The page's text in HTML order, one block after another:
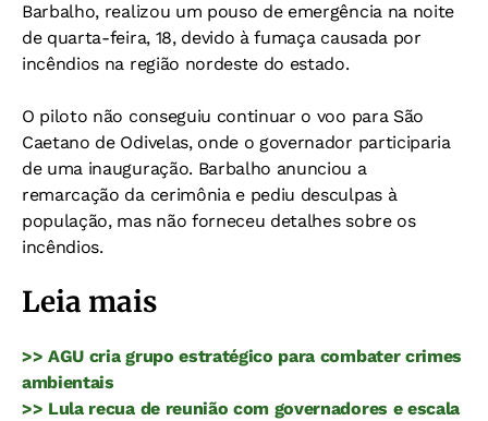
Barbalho, realizou um pouso de emergência na noite
de quarta-feira, 18, devido à fumaça causada por
incêndios na região nordeste do estado.
O piloto não conseguiu continuar o voo para São
Caetano de Odivelas, onde o governador participaria
de uma inauguração. Barbalho anunciou a
remarcação da cerimônia e pediu desculpas à
população, mas não forneceu detalhes sobre os
incêndios.
Leia mais
>> AGU cria grupo estratégico para combater crimes
ambientais
>> Lula recua de reunião com governadores e escala